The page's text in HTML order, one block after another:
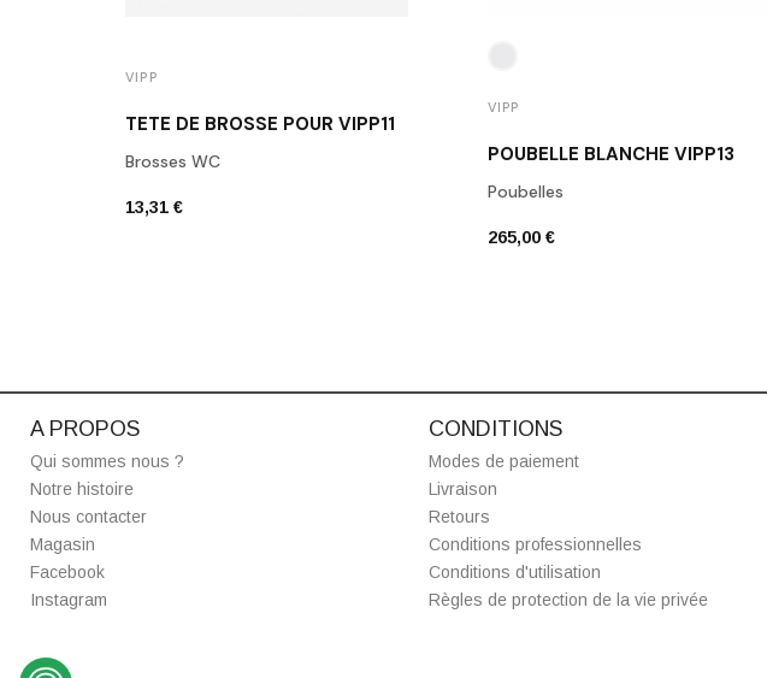
VIPP
TÊTE DE BROSSE POUR VIPP11
Brosses WC
13,31 €
VIPP
POUBELLE BLANCHE VIPP13
Poubelles
265,00 €
A PROPOS
Qui sommes nous ?
Notre histoire
Nous contacter
Magasin
Facebook
Instagram
CONDITIONS
Modes de paiement
Livraison
Retours
Conditions professionnelles
Conditions d'utilisation
Règles de protection de la vie privée